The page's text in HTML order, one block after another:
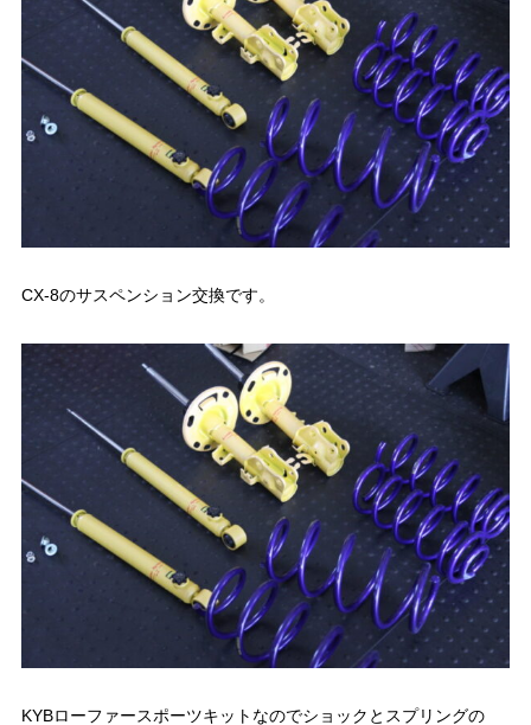
CX-8のサスペンション交換です。
KYBローファースポーツキットなのでショックとスプリングの